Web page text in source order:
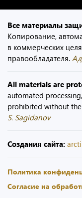
Все материалы
Копирование,
в коммерческих
правообладателя.
All materials are
automated
prohibited without the
S. Sagidanov
Создания сайта:
Политика
Согласие на